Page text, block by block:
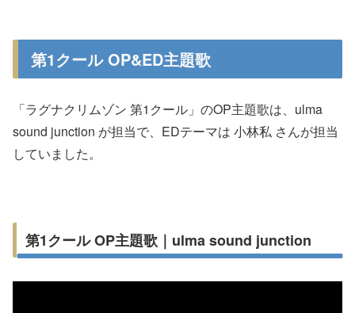
第1クール OP&ED主題歌
「ラグナクリムゾン 第1クール」のOP主題歌は、ulma
sound junction が担当で、EDテーマは 小林私 さんが担当
していました。
第1クール OP主題歌｜ulma sound junction